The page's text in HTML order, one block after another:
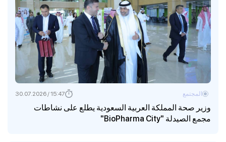
وزير صحة المملكة العربية السعودية يطلع على نشاطات
مجمع الصيدلة "BioPharma City"
المجتمع 15:47 / 30.07.2026